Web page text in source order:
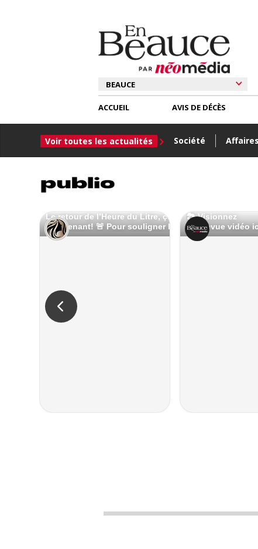
ACCUEIL
Voir toutes les actualités Société Affaires
AVIS DE DÉCÈS